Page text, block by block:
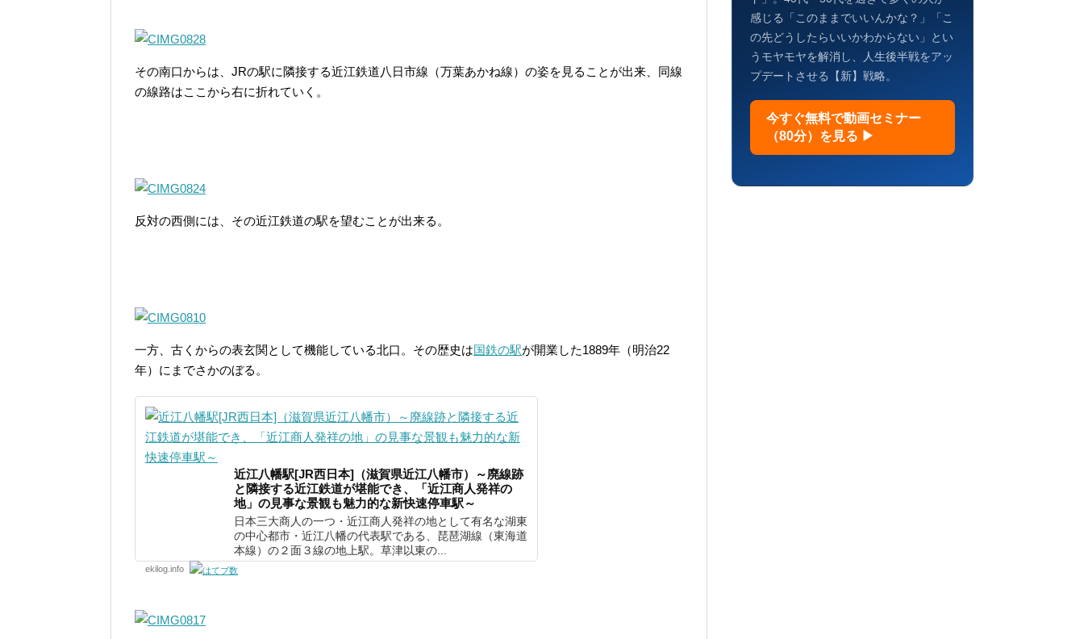
その南口からは、JRの駅に隣接する近江鉄道八日市線（万葉あかね線）の姿を見ることが出来、同線
の線路はここから右に折れていく。
反対の西側には、その近江鉄道の駅を望むことが出来る。
一方、古くからの表玄関として機能している北口。その歴史は国鉄の駅が開業した1889年（明治22
年）にまでさかのぼる。
近江八幡駅[JR西日本]（滋賀県近江八幡市）～廃線跡
と隣接する近江鉄道が堪能でき、「近江商人発祥の
地」の見事な景観も魅力的な新快速停車駅～
日本三大商人の一つ・近江商人発祥の地として有名な湖東
の中心都市・近江八幡の代表駅である、琵琶湖線（東海道
本線）の２面３線の地上駅。草津以東の...
ekilog.info
感じる「このままでいいんかな？」「こ
の先どうしたらいいかわからない」とい
うモヤモヤを解消し、人生後半戦をアッ
プデートさせる【新】戦略。
今すぐ無料で動画セミナー
（80分）を見る ▶